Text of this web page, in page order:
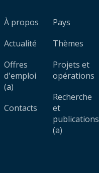
À propos
Actualité
Offres
d'emploi
(a)
Contacts
Pays
Thèmes
Projets et
opérations
Recherche
et
publications
(a)